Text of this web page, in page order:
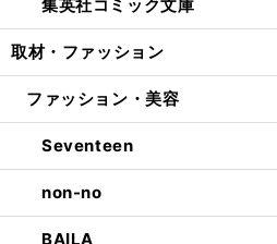
集英社コミック文庫
取材・ファッション
ファッション・美容
Seventeen
non-no
BAILA